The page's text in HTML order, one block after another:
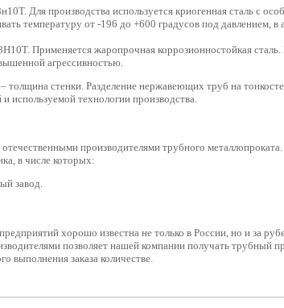
Для производства используется криогенная сталь с
температуру от -196 до +600 градусов под давлением, в
Применяется жаропрочная коррозионностойкая сталь.
агрессивностью.
толщина стенки. Разделение нержавеющих труб на
используемой технологии производства.
производителями трубного
в числе которых:
завод.
хорошо известна не только в России, но и за
позволяет нашей компании получать трубный
выполнения заказа количестве.